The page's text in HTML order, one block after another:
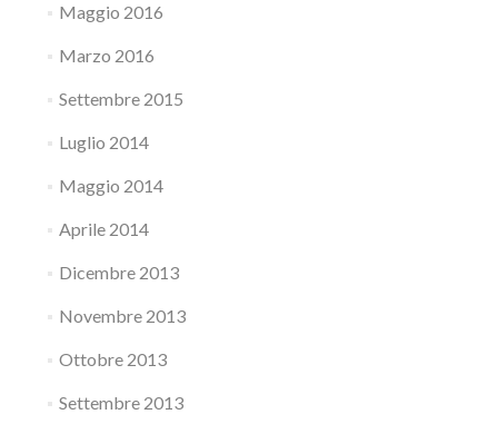
Maggio 2016
Marzo 2016
Settembre 2015
Luglio 2014
Maggio 2014
Aprile 2014
Dicembre 2013
Novembre 2013
Ottobre 2013
Settembre 2013